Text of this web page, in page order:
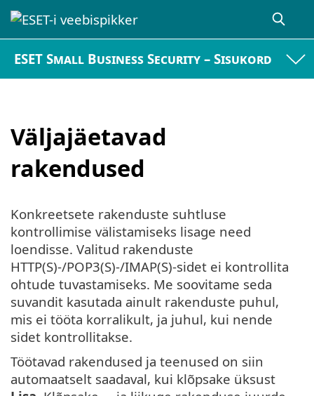
ESET Small Business Security – Sisukord
Väljajäetavad
rakendused
Konkreetsete rakenduste suhtluse
kontrollimise välistamiseks lisage need
loendisse. Valitud rakenduste
HTTP(S)-/POP3(S)-/IMAP(S)-sidet ei kontrollita
ohtude tuvastamiseks. Me soovitame seda
suvandit kasutada ainult rakenduste puhul,
mis ei tööta korralikult, ja juhul, kui nende
sidet kontrollitakse.
Töötavad rakendused ja teenused on siin
automaatselt saadaval, kui klõpsake üksust